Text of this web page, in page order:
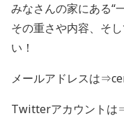
みなさんの家にある“
その重さや内容、そ
い！
メールアドレスは
Twitterアカウントは